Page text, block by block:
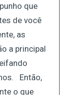
que
de você
as
a principal
Então,
o que